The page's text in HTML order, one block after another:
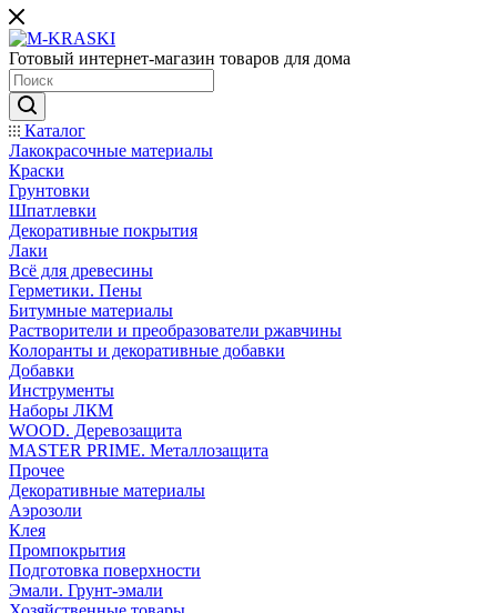
Готовый интернет-магазин товаров для дома
Каталог
Лакокрасочные материалы
Краски
Грунтовки
Шпатлевки
Декоративные покрытия
Лаки
Всё для древесины
Герметики. Пены
Битумные материалы
Растворители и преобразователи ржавчины
Колоранты и декоративные добавки
Добавки
Инструменты
Наборы ЛКМ
WOOD. Деревозащита
MASTER PRIME. Металлозащита
Прочее
Декоративные материалы
Аэрозоли
Клея
Промпокрытия
Подготовка поверхности
Эмали. Грунт-эмали